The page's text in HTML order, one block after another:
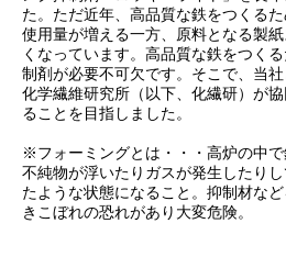
た。ただ近年、高品質な鉄をつくる
使用量が増える一方、原料となる製
くなっています。高品質な鉄をつく
制剤が必要不可欠です。そこで、当
化学繊維研究所（以下、化繊研）が
ることを目指しました。
※フォーミングとは・・・高炉の中で
不純物が浮いたりガスが発生したり
たような状態になること。抑制材な
きこぼれの恐れがあり大変危険。